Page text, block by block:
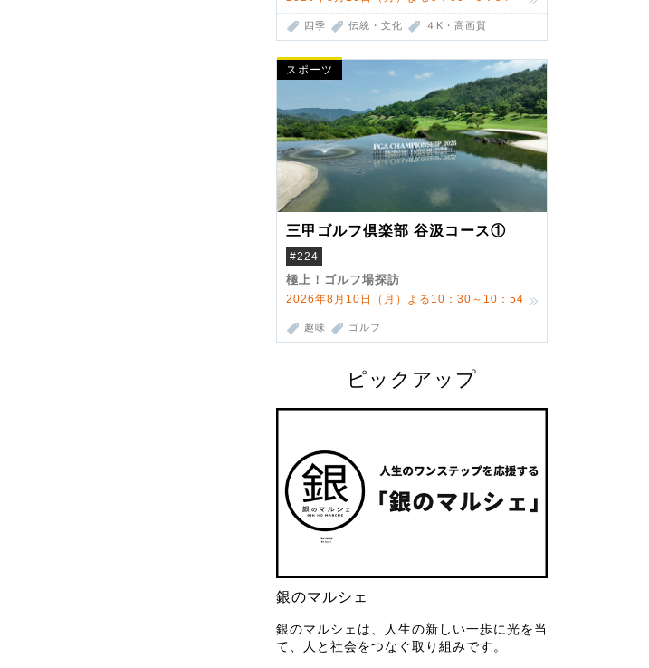
四季 伝統・文化 ４K・高画質
スポーツ
三甲ゴルフ倶楽部 谷汲コース①
#224
極上！ゴルフ場探訪
2026年8月10日（月）よる10：30～10：54
趣味 ゴルフ
ピックアップ
銀のマルシェ
銀のマルシェは、人生の新しい一歩に光を当
て、人と社会をつなぐ取り組みです。